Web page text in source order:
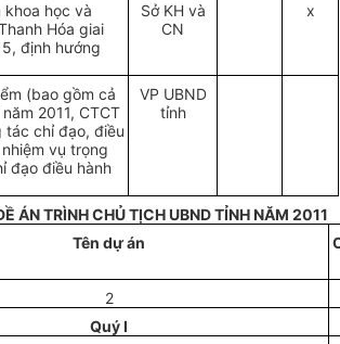
học và
Hóa giai
định hướng
Sở KHvà
CN
x
(bao gồm cả
2011, CTCT
tác chỉ đạo, điều
vụ trọng
đạo điều hành
VP UBND
tỉnh
ÁN TRÌNH CHỦ TỊCH UBND TỈNH NĂM 2011
Tên dự án
2
Quý I